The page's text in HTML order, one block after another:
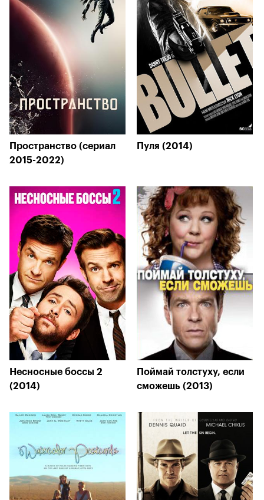
Пространство (сериал
2015-2022)
Пуля (2014)
Несносные боссы 2
(2014)
Поймай толстуху, если
сможешь (2013)